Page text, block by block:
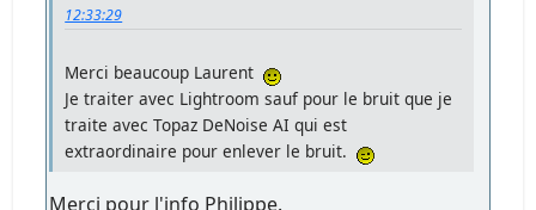
12:33:29
Merci beaucoup Laurent
Je traiter avec Lightroom sauf pour le bruit que je
traite avec Topaz DeNoise AI qui est
extraordinaire pour enlever le bruit.
Merci pour l'info Philippe.